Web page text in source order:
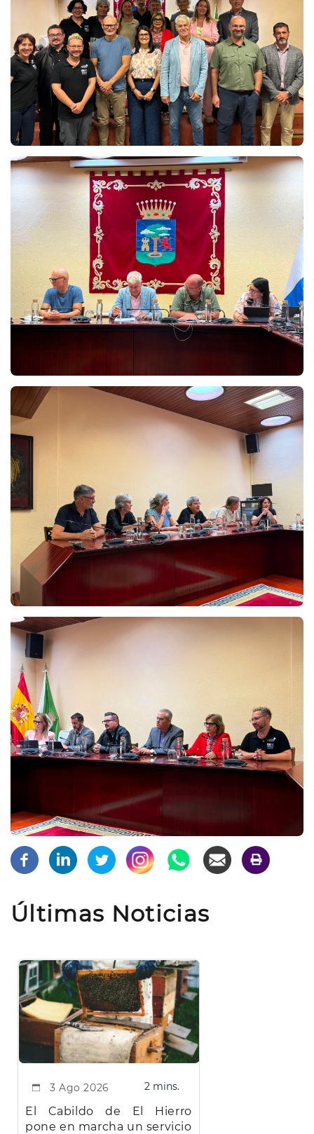
Últimas Noticias
3 Ago 2026 2 mins.
El Cabildo de El Hierro
pone en marcha un servicio